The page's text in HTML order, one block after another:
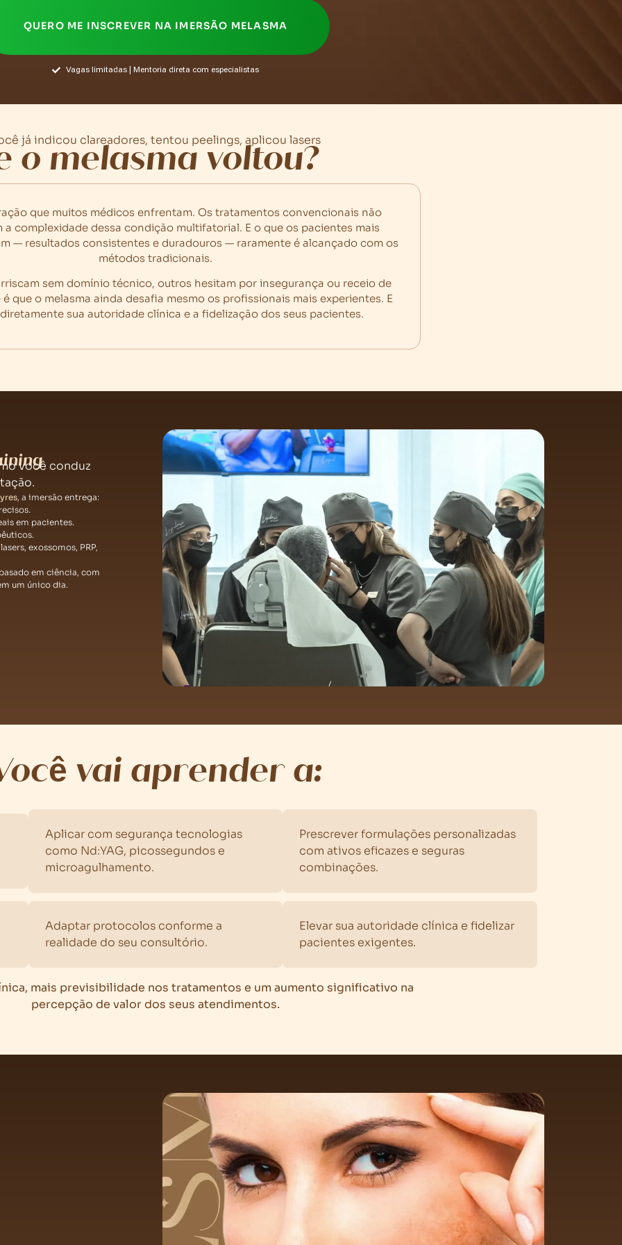
abaixo:
Seu melhor e-mail
QUERO ME INSCREVER NA IMERSÃO MELASMA
Vagas limitadas | Mentoria direta com especialistas
já indicou clareadores, tentou peelings, aplicou lasers
o melasma voltou?
que muitos médicos enfrentam. Os tratamentos convencionais não
a complexidade dessa condição multifatorial. E o que os pacientes mais
— resultados consistentes e duradouros — raramente é alcançado com os
métodos tradicionais.
sem domínio técnico, outros hesitam por insegurança ou receio de
é que o melasma ainda desafia mesmo os profissionais mais experientes. E
sua autoridade clínica e a fidelização dos seus pacientes.
você conduz
, a imersão entrega:
em pacientes.
exossomos, PRP,
em ciência, com
um único dia.
vai aprender a:
Aplicar com segurança tecnologias
como Nd:YAG, picossegundos e
microagulhamento.
Prescrever formulações personalizadas
com ativos eficazes e seguras
combinações.
Adaptar protocolos conforme a
realidade do seu consultório.
Elevar sua autoridade clínica e fidelizar
pacientes exigentes.
mais previsibilidade nos tratamentos e um aumento significativo na
percepção de valor dos seus atendimentos.